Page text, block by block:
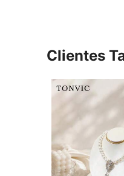
Clientes